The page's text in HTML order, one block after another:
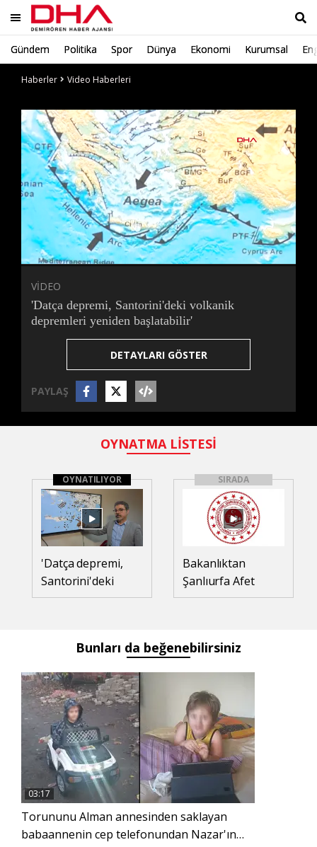
Gündem Politika Spor Dünya Ekonomi Kurumsal
Haberler
Video Haberleri
Süre
/
Toplam
Süre Yüklendi:
0%
Yükleniyor:
0%
VİDEO
'Datça depremi, Santorini'deki volkanik
depremleri yeniden başlatabilir'
DETAYLARI GÖSTER
PAYLAŞ
OYNATMA LİSTESİ
OYNATILIYOR
'Datça depremi,
Santorini'deki
volkanik
SIRADA
Bakanlıktan
Şanlıurfa Afet
Konutları paylaşımı
Bunları da beğenebilirsiniz
03:17
Torununu Alman annesinden saklayan
babaannenin cep telefonundan Nazar'ın